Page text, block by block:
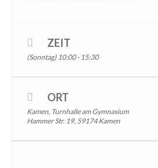
ZEIT
(Sonntag) 10:00 - 15:30
ORT
Kamen, Turnhalle am Gymnasium
Hammer Str. 19, 59174 Kamen